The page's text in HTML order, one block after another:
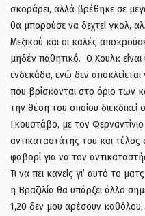
σκοράρει, αλλά βρέθηκε σε
θα μπορούσε να δεχτεί γκολ,
Μεξικού και οι καλές
μηδέν παθητικό. Ο Χουλκ είναι
ενδεκάδα, ενώ δεν
που βρίσκονται στο όριο των
την θέση του οποίου διεκδικεί
Γκουστάβο, με τον Φερναντίνιο
αντικαταστάτης του και τέλος
φαβορί για να τον
Τι να πει κανείς γι’ αυτό το
η Βραζιλία θα υπάρξει άλλο
1,20 δεν μου αρέσουν